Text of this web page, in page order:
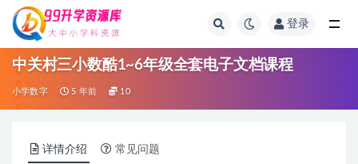
登录
中关村三小数酷1~6年级全套电子文档课程
小学数字 5 年前 10
详情介绍 常见问题